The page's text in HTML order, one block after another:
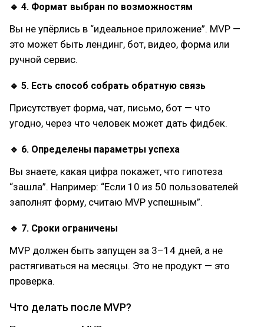
🔹 4. Формат выбран по возможностям
Вы не упёрлись в “идеальное приложение”. MVP —
это может быть лендинг, бот, видео, форма или
ручной сервис.
🔹 5. Есть способ собрать обратную связь
Присутствует форма, чат, письмо, бот — что
угодно, через что человек может дать фидбек.
🔹 6. Определены параметры успеха
Вы знаете, какая цифра покажет, что гипотеза
“зашла”. Например: “Если 10 из 50 пользователей
заполнят форму, считаю MVP успешным”.
🔹 7. Сроки ограничены
MVP должен быть запущен за 3–14 дней, а не
растягиваться на месяцы. Это не продукт — это
проверка.
Что делать после MVP?